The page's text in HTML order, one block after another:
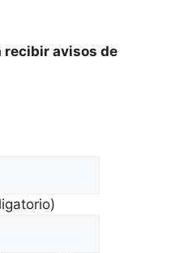
recibir avisos de